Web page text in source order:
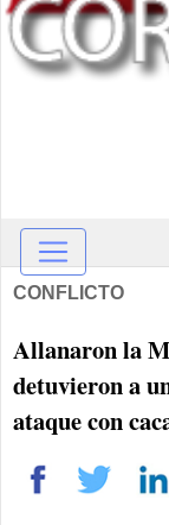
CONFLICTO
Allanaron la
detuvieron a
ataque con